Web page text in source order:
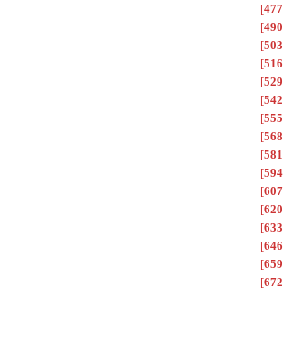
[477
[490
[503
[516
[529
[542
[555
[568
[581
[594
[607
[620
[633
[646
[659
[672